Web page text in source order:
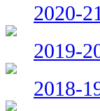
2020-
2019-
2018-